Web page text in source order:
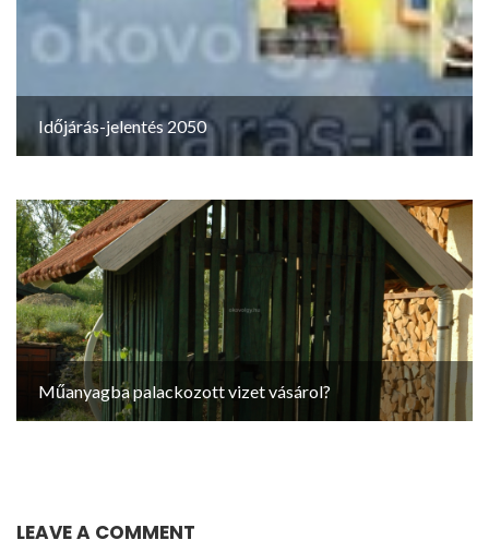
Időjárás-jelentés 2050
Műanyagba palackozott vizet vásárol?
LEAVE A COMMENT